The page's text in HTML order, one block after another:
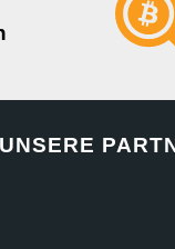
UNSERE